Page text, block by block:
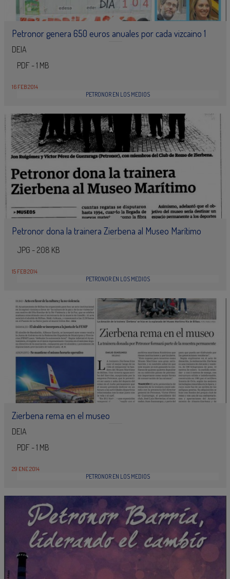
Petronor genera 650 euros anuales por cada vizcaino 1
DEIA
PDF - 1 MB
16 FEB 2014
PETRONOR EN LOS MEDIOS
Petronor dona la trainera Zierbena al Museo Marítimo
JPG - 208 KB
15 FEB 2014
PETRONOR EN LOS MEDIOS
Zierbena rema en el museo
DEIA
PDF - 1 MB
29 ENE 2014
PETRONOR EN LOS MEDIOS